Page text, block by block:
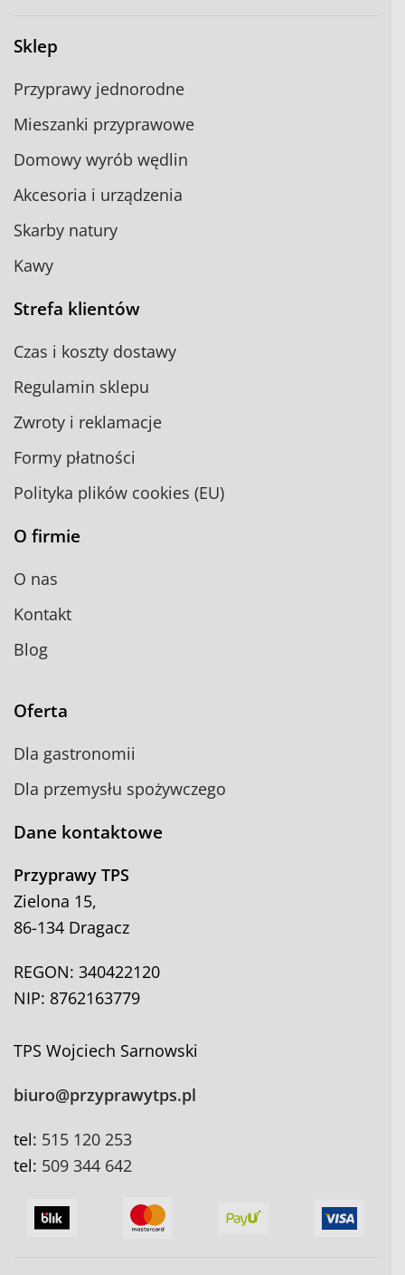
Sklep
Przyprawy jednorodne
Mieszanki przyprawowe
Domowy wyrób wędlin
Akcesoria i urządzenia
Skarby natury
Kawy
Strefa klientów
Czas i koszty dostawy
Regulamin sklepu
Zwroty i reklamacje
Formy płatności
Polityka plików cookies (EU)
O firmie
O nas
Kontakt
Blog
Oferta
Dla gastronomii
Dla przemysłu spożywczego
Dane kontaktowe
Przyprawy TPS
Zielona 15,
86-134 Dragacz
REGON: 340422120
NIP: 8762163779
TPS Wojciech Sarnowski
biuro@przyprawytps.pl
tel: 515 120 253
tel: 509 344 642